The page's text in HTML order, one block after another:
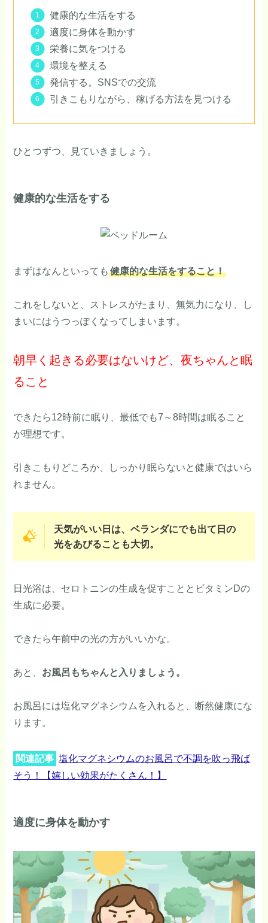
健康的な生活をする
適度に身体を動かす
栄養に気をつける
環境を整える
発信する。SNSでの交流
引きこもりながら、稼げる方法を見つける
ひとつずつ、見ていきましょう。
健康的な生活をする
まずはなんといっても健康的な生活をすること！
これをしないと、ストレスがたまり、無気力になり、し
まいにはうつっぽくなってしまいます。
朝早く起きる必要はないけど、夜ちゃんと眠
ること
できたら12時前に眠り、最低でも7～8時間は眠ること
が理想です。
引きこもりどころか、しっかり眠らないと健康ではいら
れません。
天気がいい日は、ベランダにでも出て日の
光をあびることも大切。
日光浴は、セロトニンの生成を促すこととビタミンDの
生成に必要。
できたら午前中の光の方がいいかな。
あと、 お風呂もちゃんと入りましょう。
お風呂には塩化マグネシウムを入れると、断然健康にな
ります。
関連記事 塩化マグネシウムのお風呂で不調を吹っ飛ば
そう！【嬉しい効果がたくさん！】
適度に身体を動かす